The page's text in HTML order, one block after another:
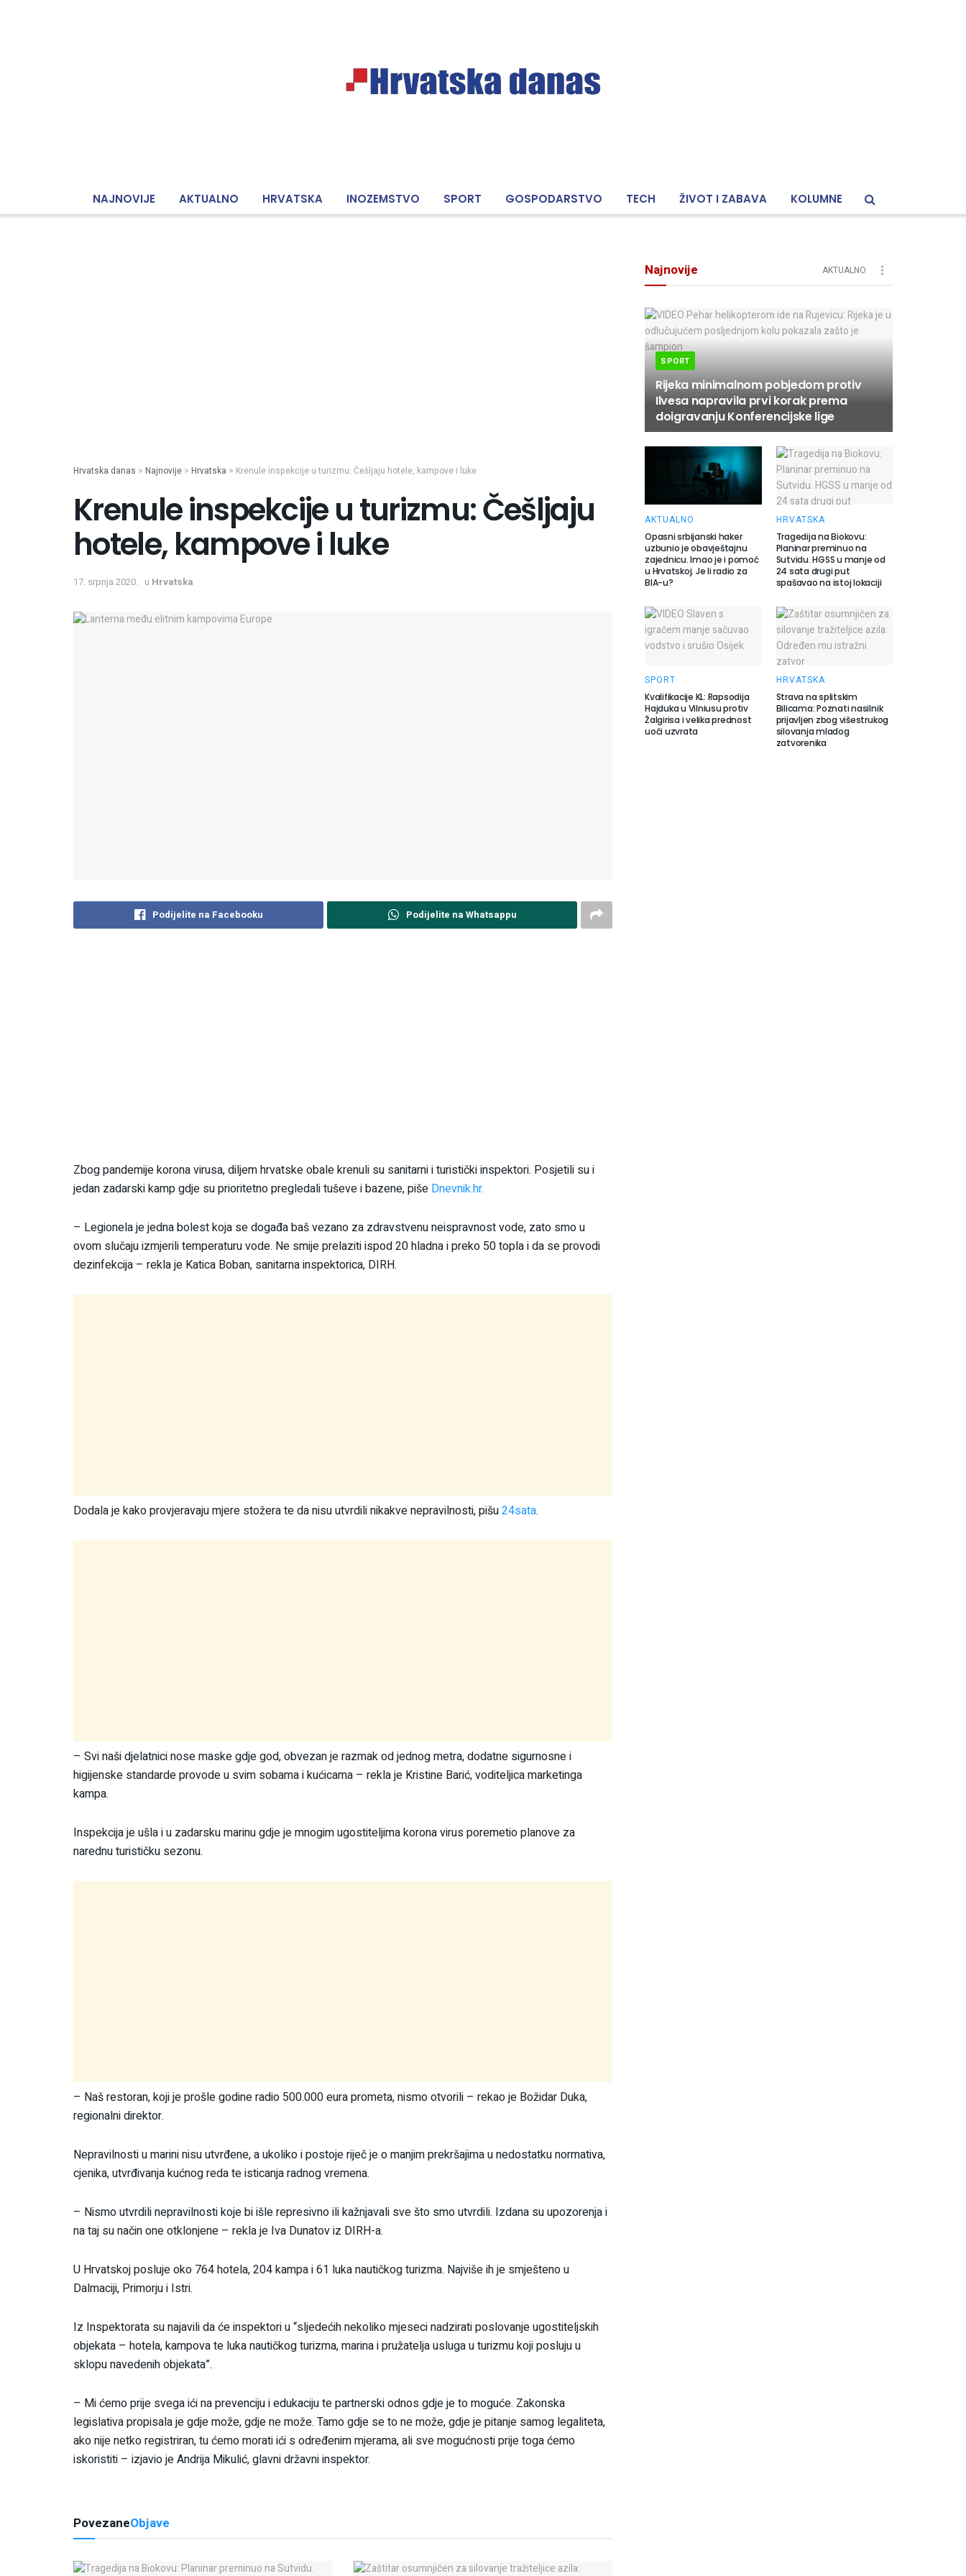
NAJNOVIJE AKTUALNO HRVATSKA INOZEMSTVO SPORT GOSPODARSTVO TECH ŽIVOT I ZABAVA KOLUMNE
Hrvatska danas > Najnovije > Hrvatska > Krenule inspekcije u turizmu: Češljaju hotele, kampove i luke
Krenule inspekcije u turizmu: Češljaju
hotele, kampove i luke
17. srpnja 2020. u Hrvatska
Podijelite na Facebooku Podijelite na Whatsappu
Zbog pandemije korona virusa, diljem hrvatske obale krenuli su sanitarni i turistički inspektori. Posjetili su i
jedan zadarski kamp gdje su prioritetno pregledali tuševe i bazene, piše Dnevnik.hr.
– Legionela je jedna bolest koja se događa baš vezano za zdravstvenu neispravnost vode, zato smo u
ovom slučaju izmjerili temperaturu vode. Ne smije prelaziti ispod 20 hladna i preko 50 topla i da se provodi
dezinfekcija – rekla je Katica Boban, sanitarna inspektorica, DIRH.
Dodala je kako provjeravaju mjere stožera te da nisu utvrdili nikakve nepravilnosti, pišu24sata.
– Svi naši djelatnici nose maske gdje god, obvezan je razmak od jednog metra, dodatne sigurnosne i
higijenske standarde provode u svim sobama i kućicama – rekla je Kristine Barić, voditeljica marketinga
kampa.
Inspekcija je ušla i u zadarsku marinu gdje je mnogim ugostiteljima korona virus poremetio planove za
narednu turističku sezonu.
– Naš restoran, koji je prošle godine radio 500.000 eura prometa, nismo otvorili – rekao je Božidar Duka,
regionalni direktor.
Nepravilnosti u marini nisu utvrđene, a ukoliko i postoje riječ je o manjim prekršajima u nedostatku normativa,
cjenika, utvrđivanja kućnog reda te isticanja radnog vremena.
– Nismo utvrdili nepravilnosti koje bi išle represivno ili kažnjavali sve što smo utvrdili. Izdana su upozorenja i
na taj su način one otklonjene – rekla je Iva Dunatov iz DIRH-a.
U Hrvatskoj posluje oko 764 hotela, 204 kampa i 61 luka nautičkog turizma. Najviše ih je smješteno u
Dalmaciji, Primorju i Istri.
Iz Inspektorata su najavili da će inspektori u “sljedećih nekoliko mjeseci nadzirati poslovanje ugostiteljskih
objekata – hotela, kampova te luka nautičkog turizma, marina i pružatelja usluga u turizmu koji posluju u
sklopu navedenih objekata”.
– Mi ćemo prije svega ići na prevenciju i edukaciju te partnerski odnos gdje je to moguće. Zakonska
legislativa propisala je gdje može, gdje ne može. Tamo gdje se to ne može, gdje je pitanje samog legaliteta,
ako nije netko registriran, tu ćemo morati ići s određenim mjerama, ali sve mogućnosti prije toga ćemo
iskoristiti – izjavio je Andrija Mikulić, glavni državni inspektor.
PovezaneObjave
Najnovije AKTUALNO
SPORT
Rijeka minimalnom pobjedom protiv
Ilvesa napravila prvi korak prema
doigravanju Konferencijske lige
AKTUALNO
Opasni srbijanski haker
uzbunio je obavještajnu
zajednicu. Imao je i pomoć
u Hrvatskoj. Je li radio za
BIA-u?
HRVATSKA
Tragedija na Biokovu:
Planinar preminuo na
Sutvidu. HGSS u manje od
24 sata drugi put
spašavao na istoj lokaciji
SPORT
Kvalifikacije KL: Rapsodija
Hajduka u Vilniusu protiv
Žalgirisa i velika prednost
uoči uzvrata
HRVATSKA
Strava na splitskim
Bilicama: Poznati nasilnik
prijavljen zbog višestrukog
silovanja mladog
zatvorenika